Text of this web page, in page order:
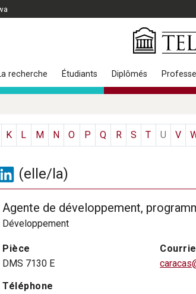
recherche Étudiants Diplômés
K L M N O P Q R S T U V
LINKEDIN
(elle/la)
Agente de développement,
Développement
Pièce
DMS 7130 E
Téléphone